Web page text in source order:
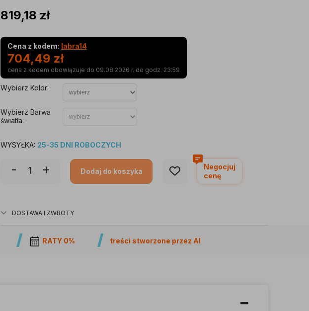
819,18 zł
Cena z kodem: labra14
704,49 zł
cena z kodem obowiązuje do 09.08.2026 r. do godz. 23:59
Wybierz Kolor:
Wybierz Barwa
światła:
WYSYŁKA: 25-35 DNI ROBOCZYCH
- + Dodaj do koszyka
Negocjuj
cenę
DOSTAWA I ZWROTY
RATY 0% treści stworzone przez AI